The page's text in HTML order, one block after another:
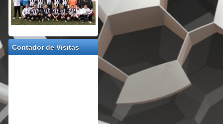
Contador de Visitas